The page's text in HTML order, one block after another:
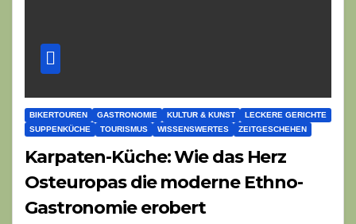
BIKERTOUREN GASTRONOMIE KULTUR & KUNST
LECKERE GERICHTE
SUPPENKÜCHE
TOURISMUS WISSENSWERTES ZEITGESCHEHEN
Karpaten-Küche: Wie das Herz
Osteuropas die moderne Ethno-
Gastronomie erobert